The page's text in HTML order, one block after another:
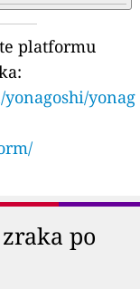
platformu
yonag
po